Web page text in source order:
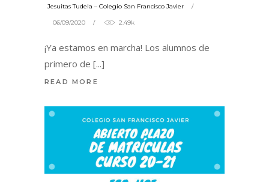
Jesuitas Tudela – Colegio San Francisco Javier
06/09/2020 2.49k
¡Ya estamos en marcha! Los alumnos de
primero de
READ MORE